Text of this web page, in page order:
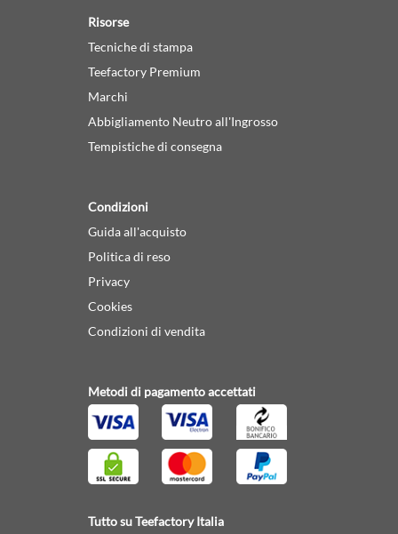
Risorse
Tecniche di stampa
Teefactory Premium
Marchi
Abbigliamento Neutro all'Ingrosso
Tempistiche di consegna
Condizioni
Guida all'acquisto
Politica di reso
Privacy
Cookies
Condizioni di vendita
Metodi di pagamento accettati
Tutto su Teefactory Italia